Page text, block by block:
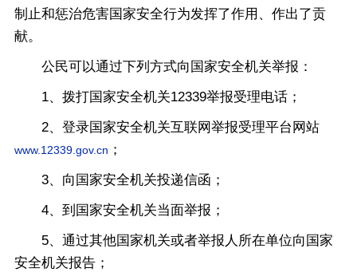
制止和惩治危害国家安全行为发挥了作用、作出了贡
献。
公民可以通过下列方式向国家安全机关举报：
1、拨打国家安全机关12339举报受理电话；
2、登录国家安全机关互联网举报受理平台网站
www.12339.gov.cn ；
3、向国家安全机关投递信函；
4、到国家安全机关当面举报；
5、通过其他国家机关或者举报人所在单位向国家
安全机关报告；